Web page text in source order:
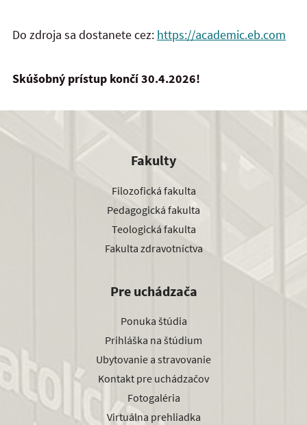
Do zdroja sa dostanete cez: https://academic.eb.com
Skúšobný prístup končí 30.4.2026!
Fakulty
Filozofická fakulta
Pedagogická fakulta
Teologická fakulta
Fakulta zdravotníctva
Pre uchádzača
Ponuka štúdia
Prihláška na štúdium
Ubytovanie a stravovanie
Kontakt pre uchádzačov
Fotogaléria
Virtuálna prehliadka